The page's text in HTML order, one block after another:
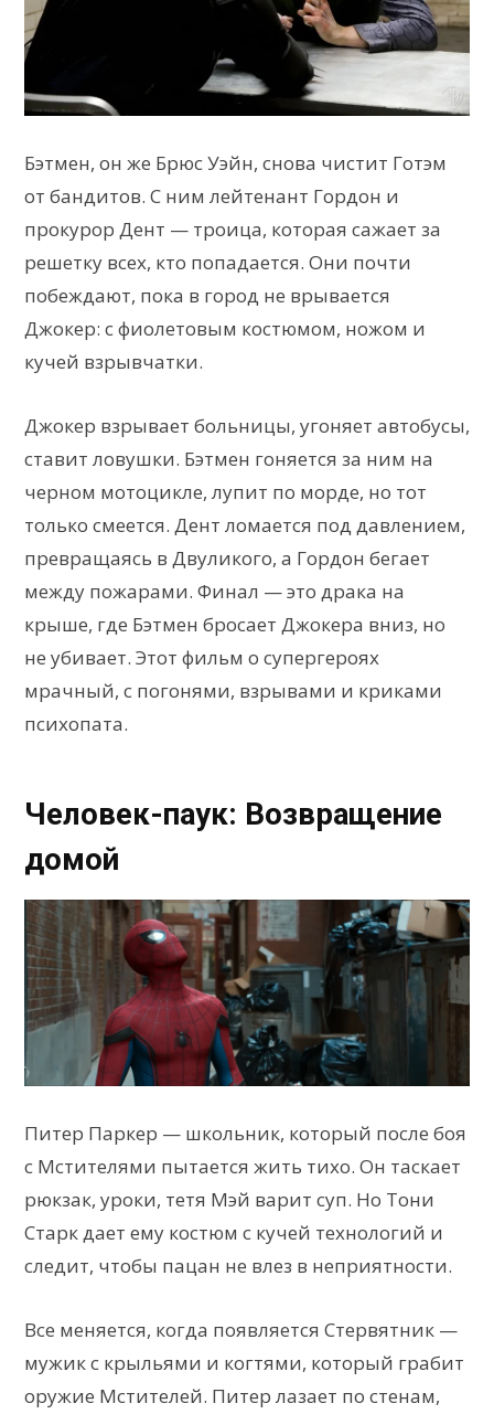
Бэтмен, он же Брюс Уэйн, снова чистит Готэм
от бандитов. С ним лейтенант Гордон и
прокурор Дент — троица, которая сажает за
решетку всех, кто попадается. Они почти
побеждают, пока в город не врывается
Джокер: с фиолетовым костюмом, ножом и
кучей взрывчатки.
Джокер взрывает больницы, угоняет автобусы,
ставит ловушки. Бэтмен гоняется за ним на
черном мотоцикле, лупит по морде, но тот
только смеется. Дент ломается под давлением,
превращаясь в Двуликого, а Гордон бегает
между пожарами. Финал — это драка на
крыше, где Бэтмен бросает Джокера вниз, но
не убивает. Этот фильм о супергероях
мрачный, с погонями, взрывами и криками
психопата.
Человек-паук: Возвращение
домой
Питер Паркер — школьник, который после боя
с Мстителями пытается жить тихо. Он таскает
рюкзак, уроки, тетя Мэй варит суп. Но Тони
Старк дает ему костюм с кучей технологий и
следит, чтобы пацан не влез в неприятности.
Все меняется, когда появляется Стервятник —
мужик с крыльями и когтями, который грабит
оружие Мстителей. Питер лазает по стенам,